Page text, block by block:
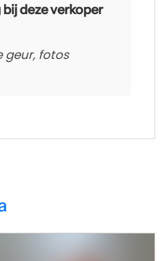
deze verkoper
geur, fotos